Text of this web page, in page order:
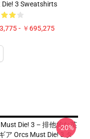
Die! 3 Sweatshirts
- ￥695,275
Die! 3 – 排他的な英
ア Orcs Must Die! 3 タ
-20%